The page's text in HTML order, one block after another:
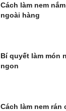
Cách làm nem
ngoài hàng
Bí quyết làm món
ngon
Cách làm nem rán